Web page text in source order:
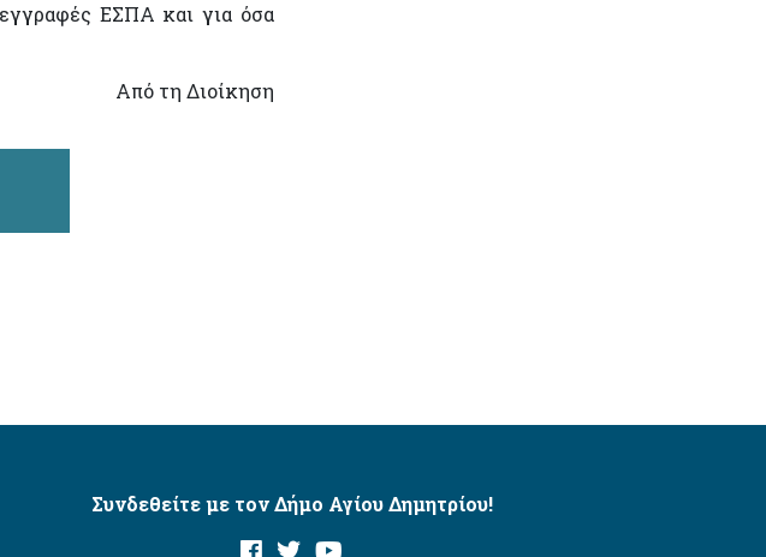
ΕΣΠΑ και για όσα
Από τη Διοίκηση
Συνδεθείτε με τον Δήμο Αγίου Δημητρίου!